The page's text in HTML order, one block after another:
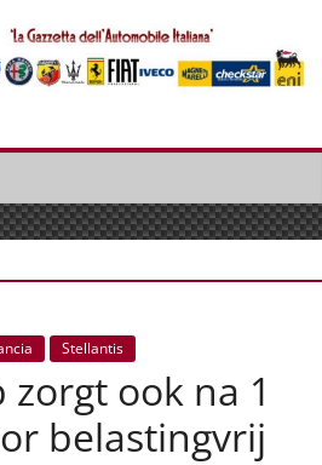
Stellantis
zorgt ook na 1
belastingvrij